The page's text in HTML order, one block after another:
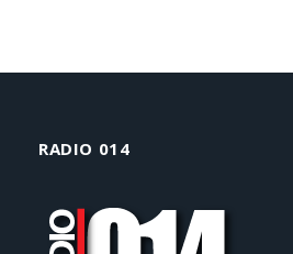
RADIO 014